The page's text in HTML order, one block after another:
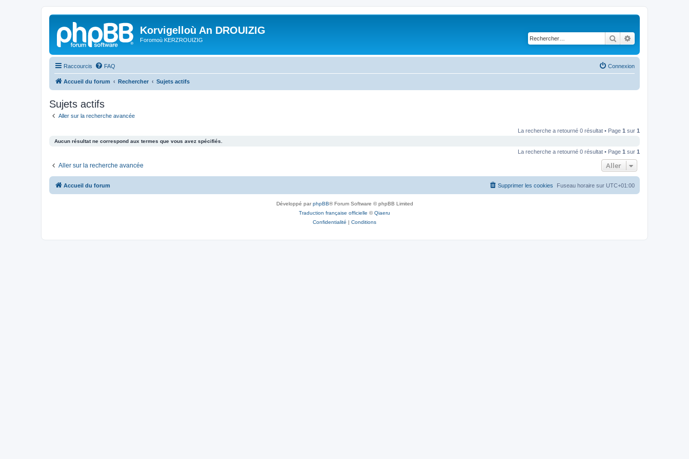
Korvigelloù An DROUIZIG
Foromoù KERZROUIZIG Rechercher
Raccourcis FAQ Connexion
Accueil du forum Rechercher Sujets actifs
Sujets actifs
Aller sur la recherche avancée
La recherche a retourné 0 résultat • Page 1 sur 1
Aucun résultat ne correspond aux termes que vous avez spécifiés.
La recherche a retourné 0 résultat • Page 1 sur 1
Aller sur la recherche avancée Aller
Accueil du forum Fuseau horaire sur UTC+01:00
Supprimer les cookies
Développé parphpBB® Forum Software © phpBB Limited
Traduction française officielle ©Qiaeru
Confidentialité | Conditions